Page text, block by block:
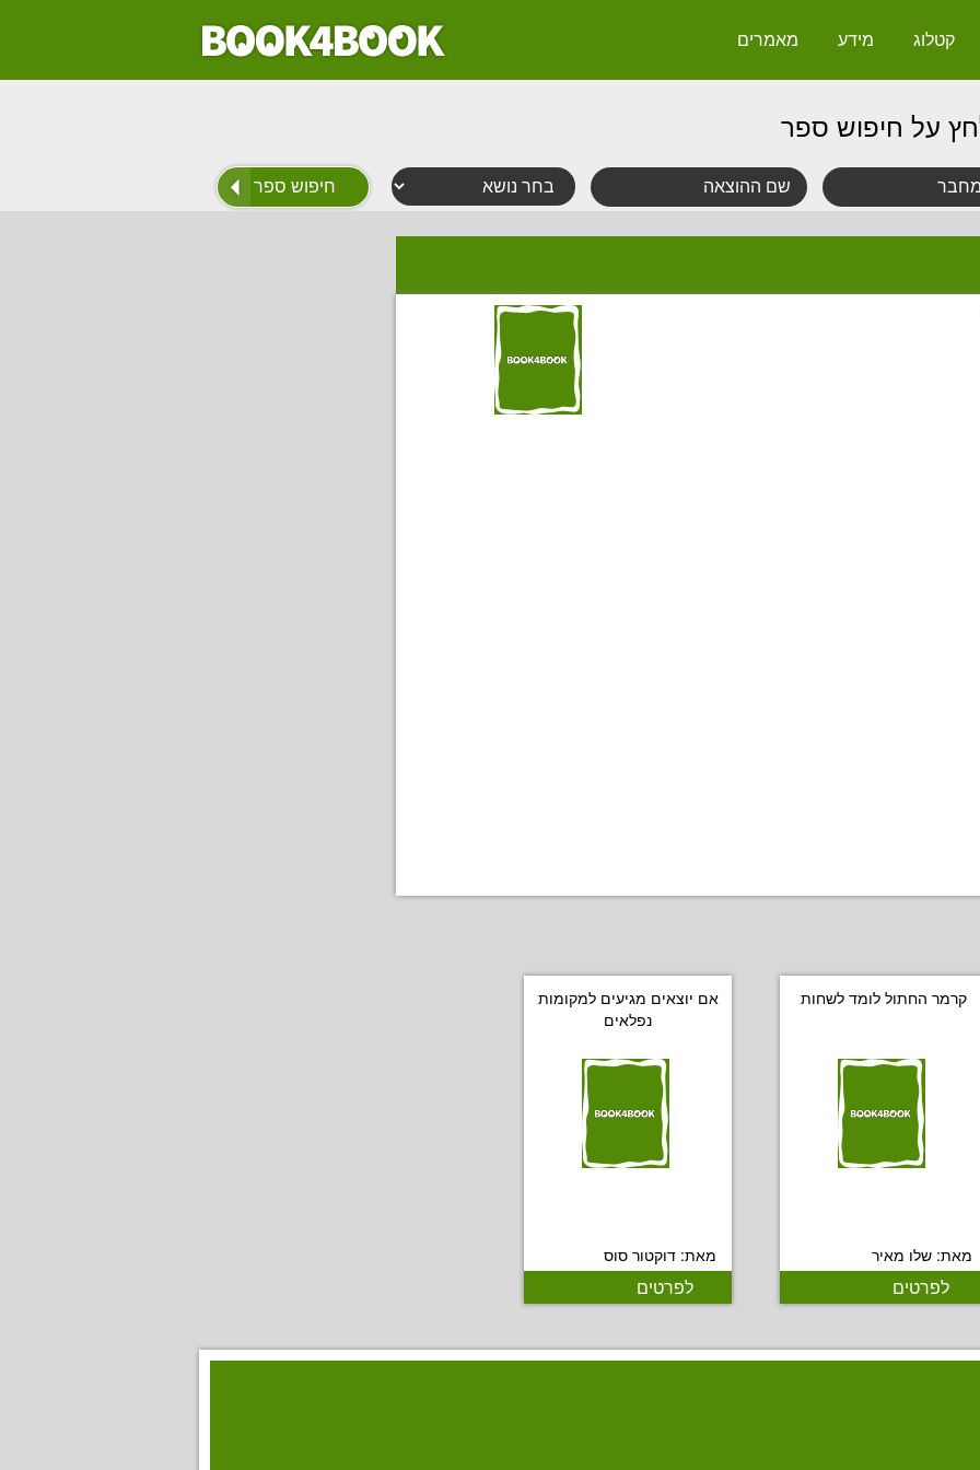
קטלוג מידע מאמרים
על חיפוש ספר
קרמר החתול לומד לשחות
מאת: שלו מאיר
לפרטים
אם יוצאים מגיעים למקומות
נפלאים
מאת: דוקטור סוס
לפרטים